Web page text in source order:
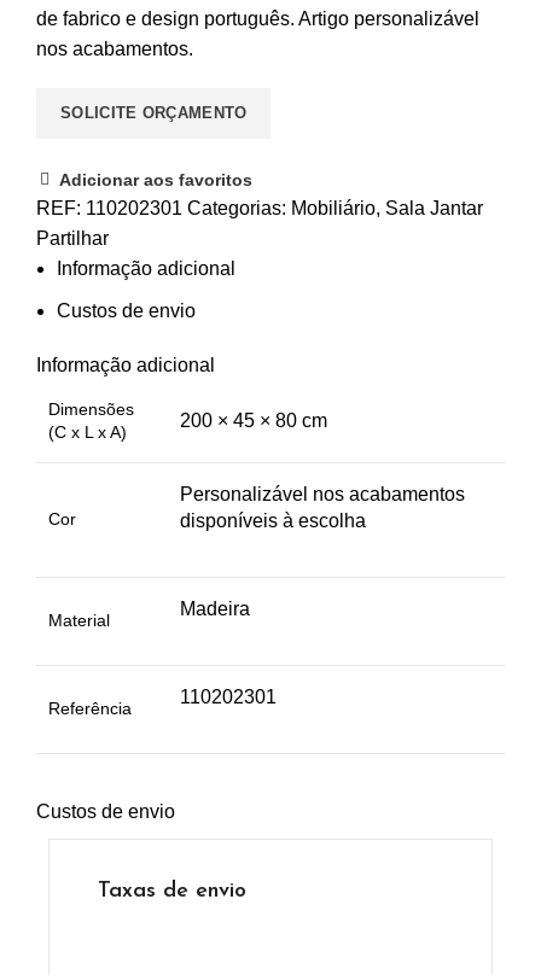
de fabrico e design português. Artigo personalizável
nos acabamentos.
SOLICITE ORÇAMENTO
Adicionar aos favoritos
REF: 110202301 Categorias: Mobiliário, Sala Jantar
Partilhar
Informação adicional
Custos de envio
Informação adicional
Dimensões
(C x L x A)
200 × 45 × 80 cm
Cor
Personalizável nos acabamentos
disponíveis à escolha
Material
Madeira
Referência
110202301
Custos de envio
Taxas de envio